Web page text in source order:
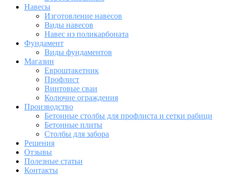
Навесы
Изготовление навесов
Виды навесов
Навес из поликарбоната
Фундамент
Виды фундаментов
Магазин
Евроштакетник
Профлист
Винтовые сваи
Колючие ограждения
Производство
Бетонные столбы для профлиста и сетки рабици
Бетонные плиты
Столбы для забора
Решения
Отзывы
Полезные статьи
Контакты